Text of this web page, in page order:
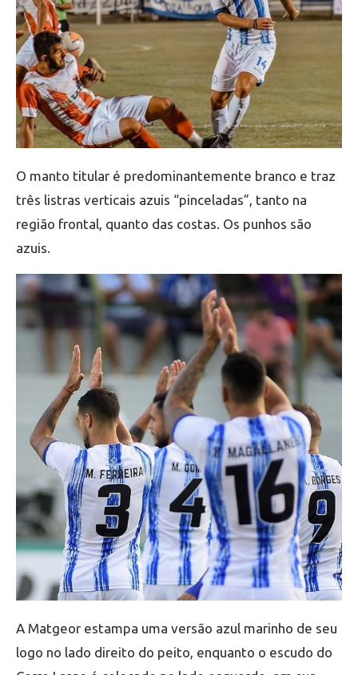
O manto titular é predominantemente branco e traz
três listras verticais azuis “pinceladas”, tanto na
região frontal, quanto das costas. Os punhos são
azuis.
A Matgeor estampa uma versão azul marinho de seu
logo no lado direito do peito, enquanto o escudo do